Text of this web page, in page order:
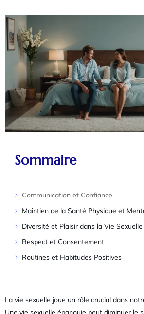
Sommaire
Communication et Confiance
Maintien de la Santé Physique et
Diversité et Plaisir dans la Vie Sexuelle
Respect et Consentement
Routines et Habitudes Positives
La vie sexuelle joue un rôle crucial dans
Une vie sexuelle épanouie peut diminuer le